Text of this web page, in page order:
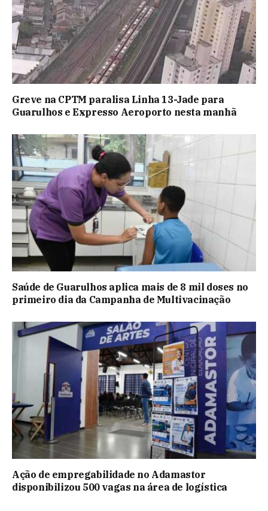
Greve na CPTM paralisa Linha 13-Jade para
Guarulhos e Expresso Aeroporto nesta manhã
Saúde de Guarulhos aplica mais de 8 mil doses no
primeiro dia da Campanha de Multivacinação
Ação de empregabilidade no Adamastor
disponibilizou 500 vagas na área de logística